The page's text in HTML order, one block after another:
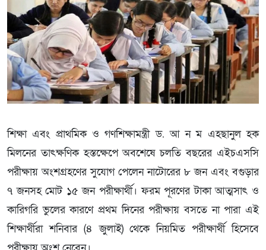
শিক্ষা এবং প্রাথমিক ও গণশিক্ষামন্ত্রী ড. আ ন ম এহছানুল হক
মিলনের তাৎক্ষণিক হস্তক্ষেপে অবশেষে চলতি বছরের এইচএসসি
পরীক্ষায় অংশগ্রহণের সুযোগ পেলেন নাটোরের ৮ জন এবং বগুড়ার
৭ জনসহ মোট ১৫ জন পরীক্ষার্থী। ফরম পূরণের টাকা আত্মসাৎ ও
কারিগরি ভুলের কারণে প্রথম দিনের পরীক্ষায় বসতে না পারা এই
শিক্ষার্থীরা শনিবার (৪ জুলাই) থেকে নিয়মিত পরীক্ষার্থী হিসেবে